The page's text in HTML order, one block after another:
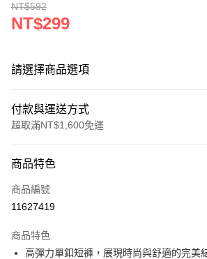
NT$592
NT$299
請選擇商品選項
付款與運送方式
超取滿NT$1,600免運
信用卡一次付款
超商取貨付款
Apple Pay
商品特色
商品編號
11627419
商品特色
高彈力單釦短褲，展現時尚與舒適的完美